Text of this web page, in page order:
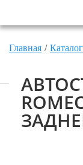
Главная Каталог